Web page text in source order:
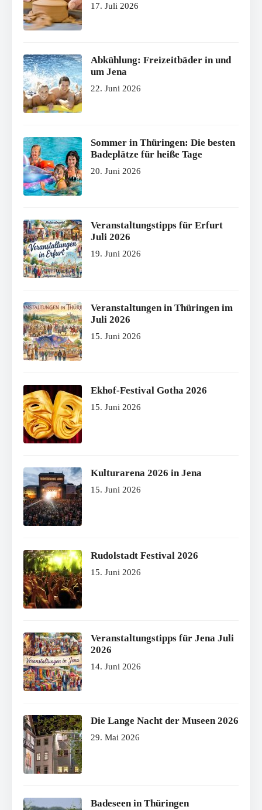
17. Juli 2026
Abkühlung: Freizeitbäder in und
um Jena
22. Juni 2026
Sommer in Thüringen: Die besten
Badeplätze für heiße Tage
20. Juni 2026
Veranstaltungstipps für Erfurt
Juli 2026
19. Juni 2026
Veranstaltungen in Thüringen im
Juli 2026
15. Juni 2026
Ekhof-Festival Gotha 2026
15. Juni 2026
Kulturarena 2026 in Jena
15. Juni 2026
Rudolstadt Festival 2026
15. Juni 2026
Veranstaltungstipps für Jena Juli
2026
14. Juni 2026
Die Lange Nacht der Museen 2026
29. Mai 2026
Badeseen in Thüringen